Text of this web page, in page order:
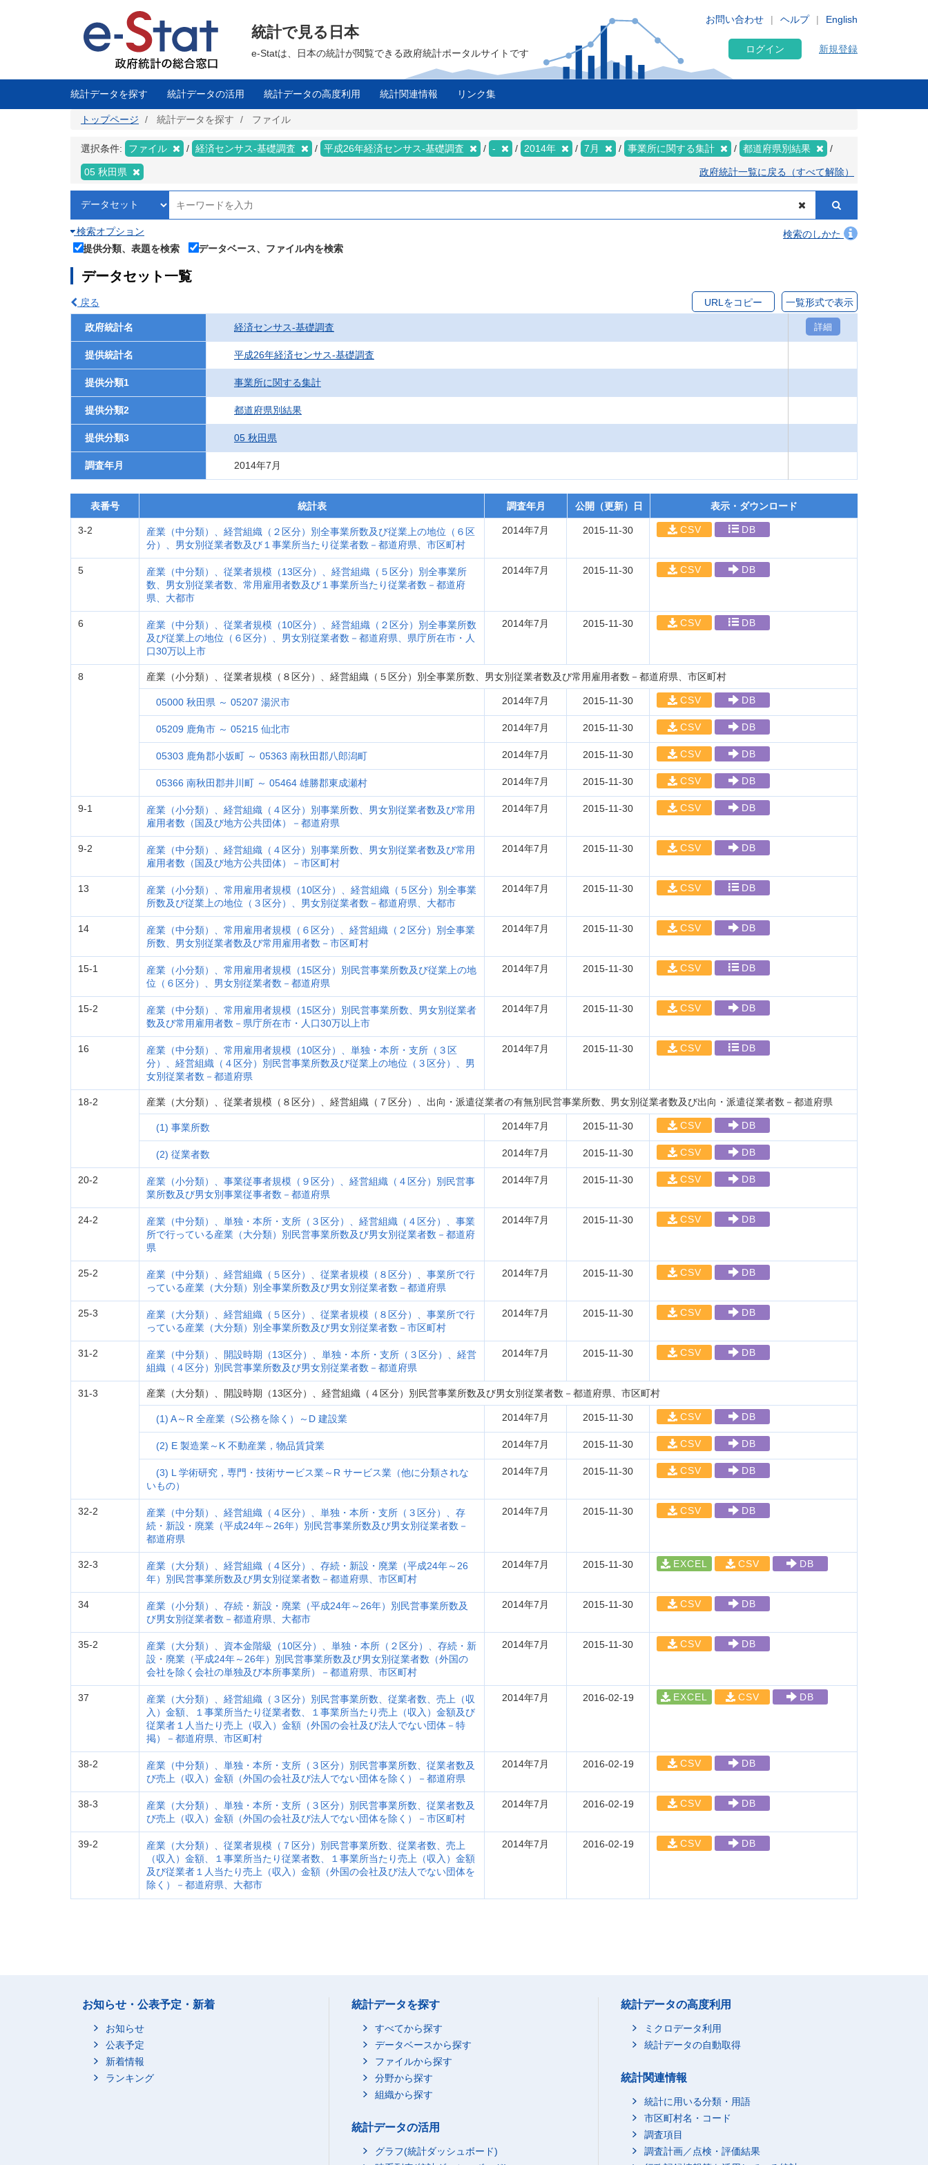
に
English
お問い合わせ ヘルプ
統計で見る日本
e-Statは、日本の統計が閲覧できる政府統計ポータルサイトです ログイン 新規登録
統計データを探す 統計データの活用 統計データの高度利用 統計関連情報 リンク集
トップページ 統計データを探す ファイル
選択条件: ファイル 経済センサス‐基礎調査 平成26年経済センサス‐基礎調査 - 2014年 7月 事業所に関する集計 都道府県別結果
05 秋田県 政府統計一覧に戻る（すべて解除）
検索オプション
検索のしかた
提供分類、表題を検索
データベース、ファイル内を検索
データセット一覧
戻る URLをコピー 一覧形式で表示
政府統計名 経済センサス‐基礎調査 詳細
提供統計名 平成26年経済センサス‐基礎調査
提供分類1 事業所に関する集計
提供分類2 都道府県別結果
提供分類3 05 秋田県
調査年月 2014年7月
表番号 統計表 調査年月 公開（更新）日 表示・ダウンロード
3-2
産業（中分類）、経営組織（２区分）別全事業所数及び従業上の地位（６区
分）、男女別従業者数及び１事業所当たり従業者数－都道府県、市区町村
2014年7月 2015-11-30 CSV DB
5
産業（中分類）、従業者規模（13区分）、経営組織（５区分）別全事業所
数、男女別従業者数、常用雇用者数及び１事業所当たり従業者数－都道府
県、大都市
2014年7月 2015-11-30 CSV DB
6
産業（中分類）、従業者規模（10区分）、経営組織（２区分）別全事業所数
及び従業上の地位（６区分）、男女別従業者数－都道府県、県庁所在市・人
口30万以上市
2014年7月 2015-11-30 CSV DB
8 産業（小分類）、従業者規模（８区分）、経営組織（５区分）別全事業所数、男女別従業者数及び常用雇用者数－都道府県、市区町村
05000 秋田県 ～ 05207 湯沢市 2014年7月 2015-11-30 CSV DB
05209 鹿角市 ～ 05215 仙北市 2014年7月 2015-11-30 CSV DB
05303 鹿角郡小坂町 ～ 05363 南秋田郡八郎潟町 2014年7月 2015-11-30 CSV DB
05366 南秋田郡井川町 ～ 05464 雄勝郡東成瀬村 2014年7月 2015-11-30 CSV DB
9-1
産業（小分類）、経営組織（４区分）別事業所数、男女別従業者数及び常用
雇用者数（国及び地方公共団体）－都道府県
2014年7月 2015-11-30 CSV DB
9-2
産業（中分類）、経営組織（４区分）別事業所数、男女別従業者数及び常用
雇用者数（国及び地方公共団体）－市区町村
2014年7月 2015-11-30 CSV DB
13
産業（小分類）、常用雇用者規模（10区分）、経営組織（５区分）別全事業
所数及び従業上の地位（３区分）、男女別従業者数－都道府県、大都市
2014年7月 2015-11-30 CSV DB
14
産業（中分類）、常用雇用者規模（６区分）、経営組織（２区分）別全事業
所数、男女別従業者数及び常用雇用者数－市区町村
2014年7月 2015-11-30 CSV DB
15-1
産業（小分類）、常用雇用者規模（15区分）別民営事業所数及び従業上の地
位（６区分）、男女別従業者数－都道府県
2014年7月 2015-11-30 CSV DB
15-2
産業（中分類）、常用雇用者規模（15区分）別民営事業所数、男女別従業者
数及び常用雇用者数－県庁所在市・人口30万以上市
2014年7月 2015-11-30 CSV DB
16
産業（中分類）、常用雇用者規模（10区分）、単独・本所・支所（３区
分）、経営組織（４区分）別民営事業所数及び従業上の地位（３区分）、男
女別従業者数－都道府県
2014年7月 2015-11-30 CSV DB
18-2 産業（大分類）、従業者規模（８区分）、経営組織（７区分）、出向・派遣従業者の有無別民営事業所数、男女別従業者数及び出向・派遣従業者数－都道府県
(1) 事業所数 2014年7月 2015-11-30 CSV DB
(2) 従業者数 2014年7月 2015-11-30 CSV DB
20-2
産業（小分類）、事業従事者規模（９区分）、経営組織（４区分）別民営事
業所数及び男女別事業従事者数－都道府県
2014年7月 2015-11-30 CSV DB
24-2
産業（中分類）、単独・本所・支所（３区分）、経営組織（４区分）、事業
所で行っている産業（大分類）別民営事業所数及び男女別従業者数－都道府
県
2014年7月 2015-11-30 CSV DB
25-2
産業（中分類）、経営組織（５区分）、従業者規模（８区分）、事業所で行
っている産業（大分類）別全事業所数及び男女別従業者数－都道府県
2014年7月 2015-11-30 CSV DB
25-3
産業（大分類）、経営組織（５区分）、従業者規模（８区分）、事業所で行
っている産業（大分類）別全事業所数及び男女別従業者数－市区町村
2014年7月 2015-11-30 CSV DB
31-2
産業（中分類）、開設時期（13区分）、単独・本所・支所（３区分）、経営
組織（４区分）別民営事業所数及び男女別従業者数－都道府県
2014年7月 2015-11-30 CSV DB
31-3 産業（大分類）、開設時期（13区分）、経営組織（４区分）別民営事業所数及び男女別従業者数－都道府県、市区町村
(1) A～R 全産業（S公務を除く）～D 建設業 2014年7月 2015-11-30 CSV DB
(2) E 製造業～K 不動産業，物品賃貸業 2014年7月 2015-11-30 CSV DB
(3) L 学術研究，専門・技術サービス業～R サービス業（他に分類されな
いもの）
2014年7月 2015-11-30 CSV DB
32-2
産業（中分類）、経営組織（４区分）、単独・本所・支所（３区分）、存
続・新設・廃業（平成24年～26年）別民営事業所数及び男女別従業者数－
都道府県
2014年7月 2015-11-30 CSV DB
32-3
産業（大分類）、経営組織（４区分）、存続・新設・廃業（平成24年～26
年）別民営事業所数及び男女別従業者数－都道府県、市区町村
2014年7月 2015-11-30 EXCEL CSV DB
34
産業（小分類）、存続・新設・廃業（平成24年～26年）別民営事業所数及
び男女別従業者数－都道府県、大都市
2014年7月 2015-11-30 CSV DB
35-2
産業（大分類）、資本金階級（10区分）、単独・本所（２区分）、存続・新
設・廃業（平成24年～26年）別民営事業所数及び男女別従業者数（外国の
会社を除く会社の単独及び本所事業所）－都道府県、市区町村
2014年7月 2015-11-30 CSV DB
37
産業（大分類）、経営組織（３区分）別民営事業所数、従業者数、売上（収
入）金額、１事業所当たり従業者数、１事業所当たり売上（収入）金額及び
従業者１人当たり売上（収入）金額（外国の会社及び法人でない団体－特
掲）－都道府県、市区町村
2014年7月 2016-02-19 EXCEL CSV DB
38-2
産業（中分類）、単独・本所・支所（３区分）別民営事業所数、従業者数及
び売上（収入）金額（外国の会社及び法人でない団体を除く）－都道府県
2014年7月 2016-02-19 CSV DB
38-3
産業（大分類）、単独・本所・支所（３区分）別民営事業所数、従業者数及
び売上（収入）金額（外国の会社及び法人でない団体を除く）－市区町村
2014年7月 2016-02-19 CSV DB
39-2
産業（大分類）、従業者規模（７区分）別民営事業所数、従業者数、売上
（収入）金額、１事業所当たり従業者数、１事業所当たり売上（収入）金額
及び従業者１人当たり売上（収入）金額（外国の会社及び法人でない団体を
除く）－都道府県、大都市
2014年7月 2016-02-19 CSV DB
お知らせ・公表予定・新着
お知らせ
公表予定
新着情報
ランキング
統計データを探す
すべてから探す
データベースから探す
ファイルから探す
分野から探す
組織から探す
統計データの活用
グラフ(統計ダッシュボード)
統計データの高度利用
ミクロデータ利用
統計データの自動取得
統計関連情報
統計に用いる分類・用語
市区町村名・コード
調査項目
調査計画／点検・評価結果